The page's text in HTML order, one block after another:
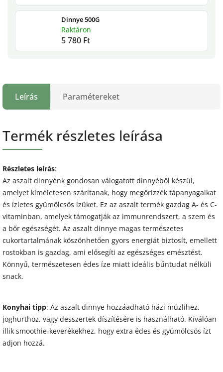
Dinnye 500G
Raktáron
5 780 Ft
Leírás Paramétereket
Termék részletes leírása
Részletes leírás:
Az aszalt dinnyénk gondosan válogatott dinnyéből készül,
amelyet kíméletesen szárítanak, hogy megőrizzék tápanyagaikat
és ízletes gyümölcsös ízüket. Ez az aszalt termék gazdag A- és C-
vitaminban, amelyek támogatják az immunrendszert, a szem és
a bőr egészségét. Az aszalt dinnye magas természetes
cukortartalmának köszönhetően gyors energiát biztosít, emellett
rostokban is gazdag, ami elősegíti az egészséges emésztést.
Könnyű, természetesen édes íze miatt ideális bűntudat nélküli
snack.
Konyhai tipp: Az aszalt dinnye hozzáadható házi müzlihez,
joghurthoz, vagy desszertek díszítésére is használható. Kiválóan
illik smoothie-keverékekhez, hogy extra édes és gyümölcsös ízt
adjon hozzá.